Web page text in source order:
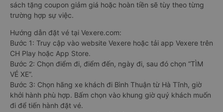
sách tặng coupon giảm giá hoặc hoàn tiền sẽ tùy theo từng
trường hợp sự việc.
Hướng dẫn đặt vé tại Vexere.com:
Bước 1: Truy cập vào website Vexere hoặc tải app Vexere trên
CH Play hoặc App Store.
Bước 2: Chọn điểm đi, điểm đến, ngày đi, sau đó chọn “TÌM
VÉ XE”.
Bước 3: Chọn hãng xe khách đi Bình Thuận từ Hà Tĩnh, giờ
khởi hành phù hợp. Bấm chọn vào khung giờ quý khách muốn
đi để tiến hành đặt vé.